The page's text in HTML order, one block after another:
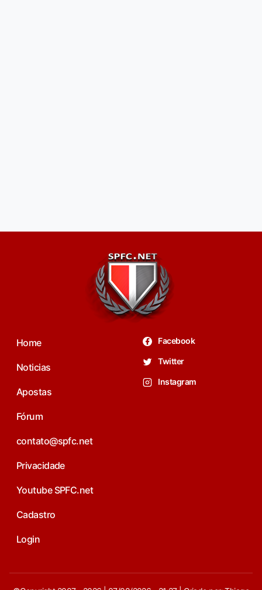
Home
Noticias
Apostas
Fórum
contato@spfc.net
Privacidade
Youtube SPFC.net
Cadastro
Login
Facebook
Twitter
Instagram